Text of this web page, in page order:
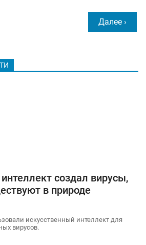
Далее ›
создал вирусы,
в природе
искусственный интеллект для
вирусов.